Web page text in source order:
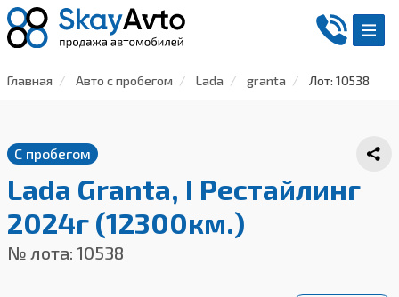
Главная Авто с пробегом Lada granta Лот: 10538
С пробегом
Lada Granta, I Рестайлинг
2024г (12300км.)
№ лота: 10538